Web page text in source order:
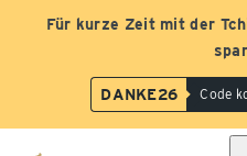
Für kurze Zeit mit der
DANKE26 Code